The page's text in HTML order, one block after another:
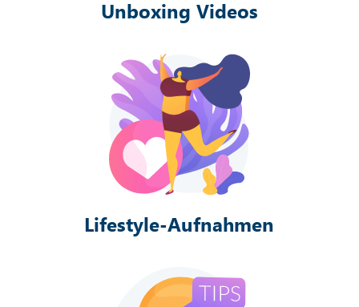
Unboxing Videos
Lifestyle-Aufnahmen